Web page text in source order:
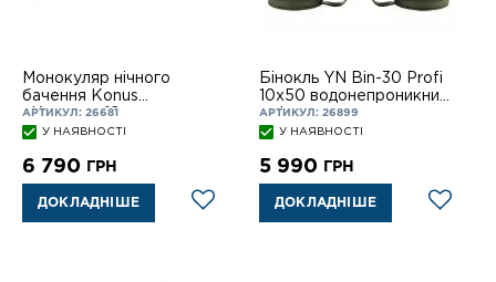
Монокуляр нічного
бачення Konus
«Konuspy-12»
АРТИКУЛ: 26681
У НАЯВНОСТІ
6 790 ГРН
ДОКЛАДНІШЕ
Бiнокль YN Bin-30 Profi
10х50 водонепроникний
з сіткою
АРТИКУЛ: 26899
У НАЯВНОСТІ
5 990 ГРН
ДОКЛАДНІШЕ